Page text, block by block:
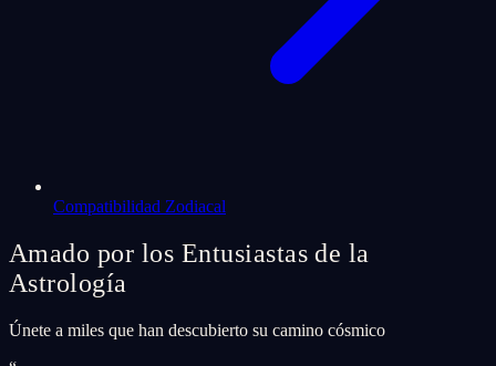
Compatibilidad Zodiacal
Amado por los Entusiastas de la
Astrología
Únete a miles que han descubierto su camino cósmico